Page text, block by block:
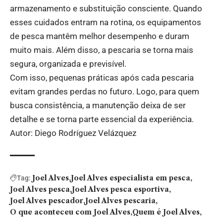
armazenamento e substituição consciente. Quando
esses cuidados entram na rotina, os equipamentos
de pesca mantêm melhor desempenho e duram
muito mais. Além disso, a pescaria se torna mais
segura, organizada e previsível.
Com isso, pequenas práticas após cada pescaria
evitam grandes perdas no futuro. Logo, para quem
busca consistência, a manutenção deixa de ser
detalhe e se torna parte essencial da experiência.
Autor: Diego Rodríguez Velázquez
Tag: Joel Alves Joel Alves especialista em pesca
Joel Alves pesca Joel Alves pesca esportiva
Joel Alves pescador Joel Alves pescaria
O que aconteceu com Joel Alves Quem é Joel Alves